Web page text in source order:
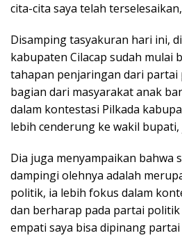
cita-cita saya telah
Disamping tasyakuran hari ini,
kabupaten Cilacap sudah mulai
tahapan penjaringan dari partai
bagian dari masyarakat anak
dalam kontestasi Pilkada
lebih cenderung ke wakil bupati,
Dia juga menyampaikan bahwa
dampingi olehnya adalah
politik, ia lebih fokus dalam
dan berharap pada partai
empati saya bisa dipinang